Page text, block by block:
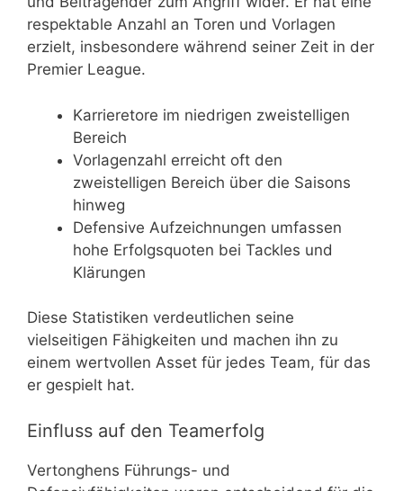
respektable Anzahl an Toren und Vorlagen
erzielt, insbesondere während seiner Zeit in der
Premier League.
Karrieretore im niedrigen zweistelligen
Bereich
Vorlagenzahl erreicht oft den
zweistelligen Bereich über die Saisons
hinweg
Defensive Aufzeichnungen umfassen
hohe Erfolgsquoten bei Tackles und
Klärungen
Diese Statistiken verdeutlichen seine
vielseitigen Fähigkeiten und machen ihn zu
einem wertvollen Asset für jedes Team, für das
er gespielt hat.
Einfluss auf den Teamerfolg
Vertonghens Führungs- und